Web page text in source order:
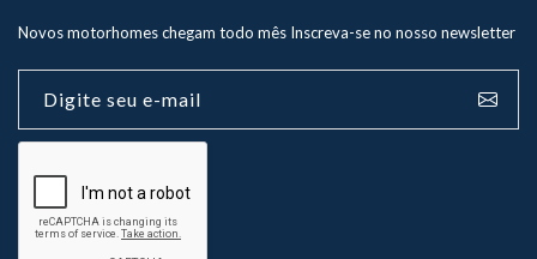
Novos motorhomes chegam todo mês Inscreva-se no nosso newsletter